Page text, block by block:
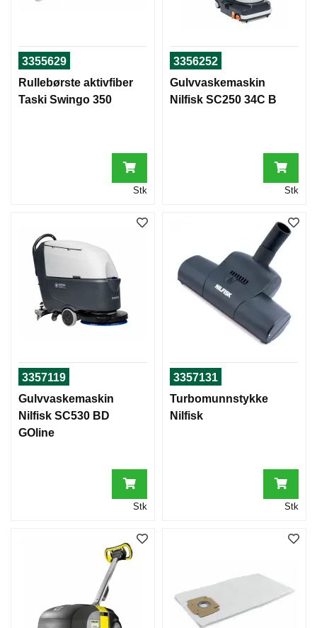
3355629
Rullebørste aktivfiber
Taski Swingo 350
Stk
3356252
Gulvvaskemaskin
Nilfisk SC250 34C B
Stk
3357119
Gulvvaskemaskin
Nilfisk SC530 BD
GOline
Stk
3357131
Turbomunnstykke
Nilfisk
Stk